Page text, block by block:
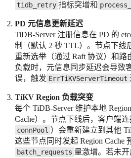
tidb_retry 指标突增和
PD 元信息更新延迟
TiDB-Server 注册信息在 PD 的
制（默认 2 秒 TTL）。节点下线
重新选举（通过 Raft 协议）和路
负载时，元信息同步延迟会导致
误，触发 ErrTiKVServerTimeout
TiKV Region 负载突变
每个 TiDB-Server 维护本地
Cache）。节点下线后，客户端
connPool ）会重新建立到其他
这些节点同时发起 Region Cache
batch_requests 量激增。若未